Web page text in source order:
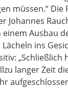
müssen.“ Die
Johannes
Ausbau
ins
„Schließlich
langer Zeit